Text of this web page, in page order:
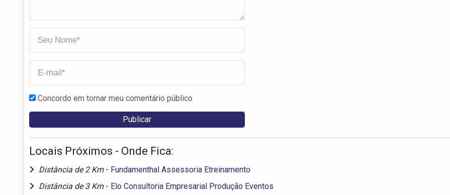
Concordo em tornar meu comentário público
Locais Próximos - Onde Fica:
Distância de 2 Km - Fundamenthal Assessoria Etreinamento
Distância de 3 Km - Elo Consultoria Empresarial Produção Eventos